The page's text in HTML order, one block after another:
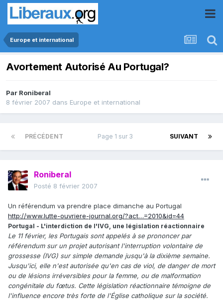
Europe et international
Avortement Autorisé Au Portugal?
Par Roniberal
8 février 2007 dans Europe et international
PRÉCÉDENT SUIVANT
Page 1 sur 3
Roniberal
Posté 8 février 2007
Un référendum va prendre place dimanche au Portugal
http://www.lutte-ouvriere-journal.org/?act…=2010&id=44
Portugal - L'interdiction de l'IVG, une législation réactionnaire
Le 11 février, les Portugais sont appelés à se prononcer par
référendum sur un projet autorisant l'interruption volontaire de
grossesse (IVG) sur simple demande jusqu'à la dixième semaine.
Jusqu'ici, elle n'est autorisée qu'en cas de viol, de danger de mort
ou de lésions irréversibles pour la femme, ou de malformation
congénitale du fœtus. Cette législation réactionnaire témoigne de
l'influence encore très forte de l'Église catholique sur la société.